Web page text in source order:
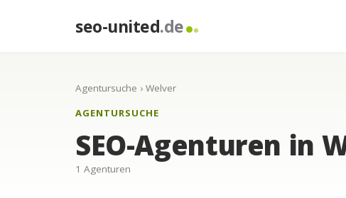
seo-united.de
Agentursuche › Welver
AGENTURSUCHE
SEO-Agenturen in
1 Agenturen